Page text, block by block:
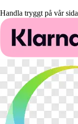
Handla tryggt på vår sida